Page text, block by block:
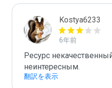
Kostya6233
6年前
Ресурс
неинтересным.
翻訳を表示